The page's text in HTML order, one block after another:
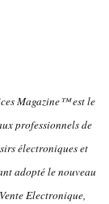
Magazine™ est le
professionnels de
électroniques et
adopté le nouveau
Electronique,